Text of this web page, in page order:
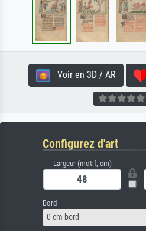
Voir en 3D / AR
Configurez d'art
Largeur (motif, cm)
Bord
0 cm bord